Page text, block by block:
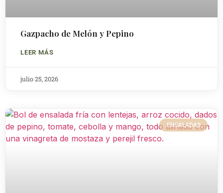
Gazpacho de Melón y Pepino
LEER MÁS
julio 25, 2026
ENSALADAS